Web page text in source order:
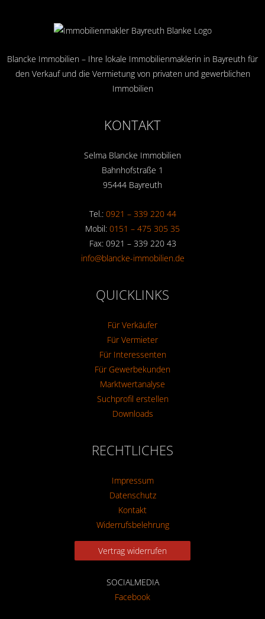
Blancke Immobilien – Ihre lokale Immobilienmaklerin in Bayreuth für
den Verkauf und die Vermietung von privaten und gewerblichen
Immobilien
KONTAKT
Selma Blancke Immobilien
Bahnhofstraße 1
95444 Bayreuth
Tel.: 0921 – 339 220 44
Mobil: 0151 – 475 305 35
Fax: 0921 – 339 220 43
info@blancke-immobilien.de
QUICKLINKS
Für Verkäufer
Für Vermieter
Für Interessenten
Für Gewerbekunden
Marktwertanalyse
Suchprofil erstellen
Downloads
RECHTLICHES
Impressum
Datenschutz
Kontakt
Widerrufsbelehrung
Vertrag widerrufen
SOCIALMEDIA
Facebook